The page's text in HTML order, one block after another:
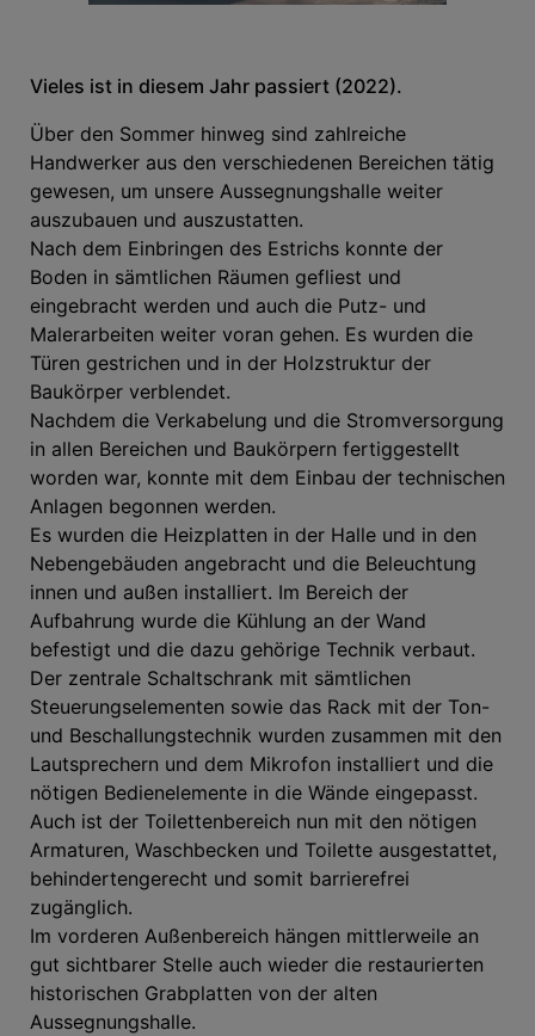
Vieles ist in diesem Jahr passiert (2022).
Über den Sommer hinweg sind zahlreiche
Handwerker aus den verschiedenen Bereichen tätig
gewesen, um unsere Aussegnungshalle weiter
auszubauen und auszustatten.
Nach dem Einbringen des Estrichs konnte der
Boden in sämtlichen Räumen gefliest und
eingebracht werden und auch die Putz- und
Malerarbeiten weiter voran gehen. Es wurden die
Türen gestrichen und in der Holzstruktur der
Baukörper verblendet.
Nachdem die Verkabelung und die Stromversorgung
in allen Bereichen und Baukörpern fertiggestellt
worden war, konnte mit dem Einbau der technischen
Anlagen begonnen werden.
Es wurden die Heizplatten in der Halle und in den
Nebengebäuden angebracht und die Beleuchtung
innen und außen installiert. Im Bereich der
Aufbahrung wurde die Kühlung an der Wand
befestigt und die dazu gehörige Technik verbaut.
Der zentrale Schaltschrank mit sämtlichen
Steuerungselementen sowie das Rack mit der Ton-
und Beschallungstechnik wurden zusammen mit den
Lautsprechern und dem Mikrofon installiert und die
nötigen Bedienelemente in die Wände eingepasst.
Auch ist der Toilettenbereich nun mit den nötigen
Armaturen, Waschbecken und Toilette ausgestattet,
behindertengerecht und somit barrierefrei
zugänglich.
Im vorderen Außenbereich hängen mittlerweile an
gut sichtbarer Stelle auch wieder die restaurierten
historischen Grabplatten von der alten
Aussegnungshalle.